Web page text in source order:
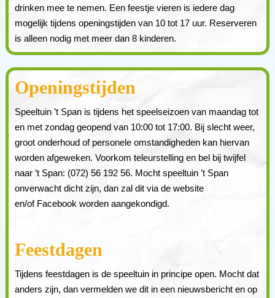
drinken mee te nemen. Een feestje vieren is iedere dag
mogelijk tijdens openingstijden van 10 tot 17 uur. Reserveren
is alleen nodig met meer dan 8 kinderen.
Openingstijden
Speeltuin ’t Span is tijdens het speelseizoen van maandag tot
en met zondag geopend van 10:00 tot 17:00. Bij slecht weer,
groot onderhoud of personele omstandigheden kan hiervan
worden afgeweken. Voorkom teleurstelling en bel bij twijfel
naar ’t Span: (072) 56 192 56. Mocht speeltuin ’t Span
onverwacht dicht zijn, dan zal dit via de website
en/of Facebook worden aangekondigd.
Feestdagen
Tijdens feestdagen is de speeltuin in principe open. Mocht dat
anders zijn, dan vermelden we dit in een nieuwsbericht en op